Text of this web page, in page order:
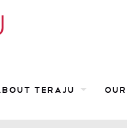
TERAJU